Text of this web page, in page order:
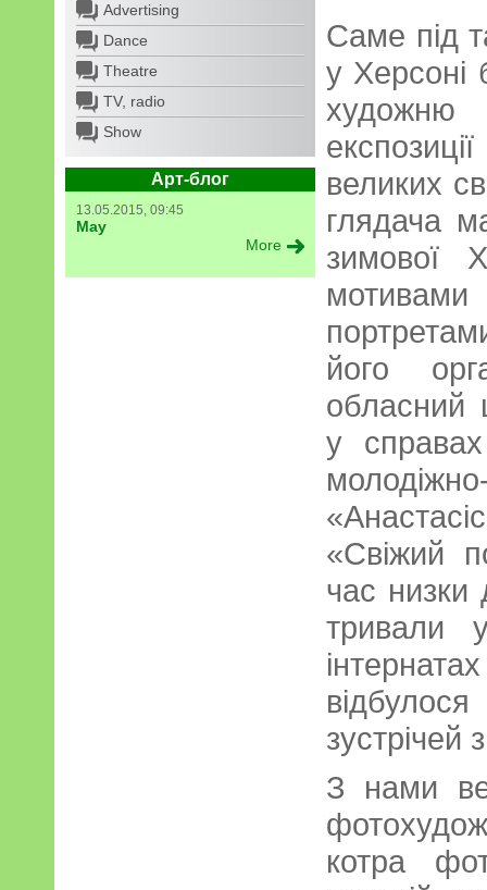
Advertising
Dance
Theatre
TV, radio
Show
Арт-блог
13.05.2015, 09:45
May
More
Саме під
у Херсоні
великих
глядача
зимової
мотивами
його
обласний
у
«Свіжий
час низки
тривали
зустрічей
З нами
котра